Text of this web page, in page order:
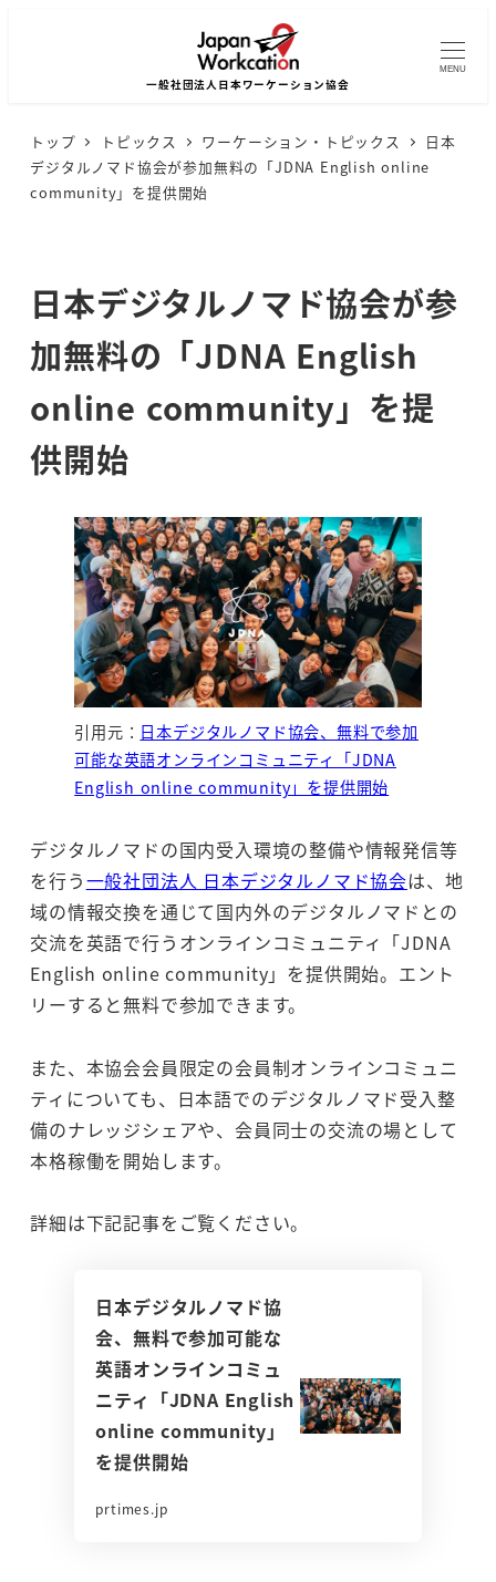
MENU
トップ トピックス ワーケーション・トピックス
日本
デジタルノマド協会が参加無料の「JDNA English online
community」を提供開始
日本デジタルノマド協会が参
加無料の「JDNA English
online community」を提
供開始
引用元： 日本デジタルノマド協会、無料で参加
可能な英語オンラインコミュニティ「JDNA
English online community」を提供開始
デジタルノマドの国内受入環境の整備や情報発信等
を行う一般社団法人 日本デジタルノマド協会は、地
域の情報交換を通じて国内外のデジタルノマドとの
交流を英語で行うオンラインコミュニティ「JDNA
English online community」を提供開始。エント
リーすると無料で参加できます。
また、本協会会員限定の会員制オンラインコミュニ
ティについても、日本語でのデジタルノマド受入整
備のナレッジシェアや、会員同士の交流の場として
本格稼働を開始します。
詳細は下記記事をご覧ください。
日本デジタルノマド協
会、無料で参加可能な
英語オンラインコミュ
ニティ「JDNA English
online community」
を提供開始
prtimes.jp